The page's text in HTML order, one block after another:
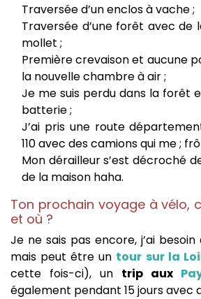
Traversée d’un enclos à vache ;
Traversée d’une forêt avec de
mollet ;
Première crevaison et aucune
la nouvelle chambre à air ;
Je me suis perdu dans la forêt
batterie ;
J’ai pris une route
110 avec des camions qui me ;
Mon dérailleur s’est décroché
de la maison haha.
Ton prochain voyage à vélo,
et où ?
Je ne sais pas encore, j’ai
mais peut être un tour sur la
cette fois-ci), un trip aux
également pendant 15 jours avec